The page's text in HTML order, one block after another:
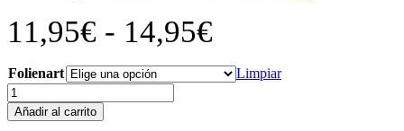
11,95€ - 14,95€
desde
11,95€
Folienart
Limpiar
KTM
390
Duke
Añadir al carrito